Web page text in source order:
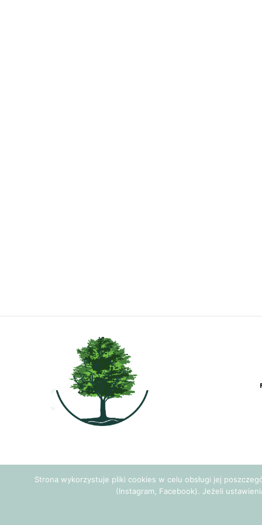
Strona wykorzystuje pliki cookies w celu obsługi jej
(Instagram, Facebook). Jeżeli